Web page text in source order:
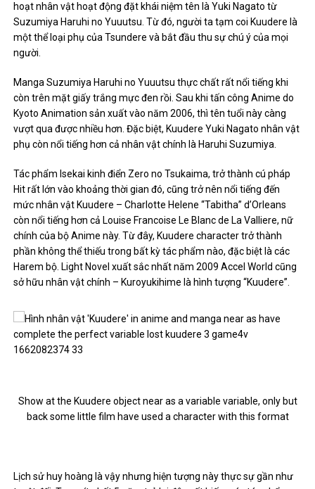
hoạt nhân vật hoạt động đặt khái niệm tên là Yuki Nagato từ
Suzumiya Haruhi no Yuuutsu. Từ đó, người ta tạm coi Kuudere là
một thể loại phụ của Tsundere và bắt đầu thu sự chú ý của mọi
người.
Manga Suzumiya Haruhi no Yuuutsu thực chất rất nổi tiếng khi
còn trên mặt giấy trắng mực đen rồi. Sau khi tấn công Anime do
Kyoto Animation sản xuất vào năm 2006, thì tên tuổi này càng
vượt qua được nhiều hơn. Đặc biệt, Kuudere Yuki Nagato nhân vật
phụ còn nổi tiếng hơn cả nhân vật chính là Haruhi Suzumiya.
Tác phẩm Isekai kinh điển Zero no Tsukaima, trở thành cú pháp
Hit rất lớn vào khoảng thời gian đó, cũng trở nên nổi tiếng đến
mức nhân vật Kuudere – Charlotte Helene “Tabitha” d’Orleans
còn nổi tiếng hơn cả Louise Francoise Le Blanc de La Valliere, nữ
chính của bộ Anime này. Từ đây, Kuudere character trở thành
phần không thể thiếu trong bất kỳ tác phẩm nào, đặc biệt là các
Harem bộ. Light Novel xuất sắc nhất năm 2009 Accel World cũng
sở hữu nhân vật chính – Kuroyukihime là hình tượng “Kuudere”.
Show at the Kuudere object near as a variable variable, only but
back some little film have used a character with this format
Lịch sử huy hoàng là vậy nhưng hiện tượng này thực sự gần như